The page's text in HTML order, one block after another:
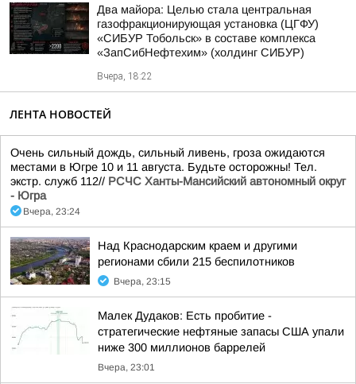
Два майора: Целью стала центральная
газофракционирующая установка (ЦГФУ)
«СИБУР Тобольск» в составе комплекса
«ЗапСибНефтехим» (холдинг СИБУР)
Вчера, 18:22
ЛЕНТА НОВОСТЕЙ
Очень сильный дождь, сильный ливень, гроза ожидаются
местами в Югре 10 и 11 августа. Будьте осторожны! Тел.
экстр. служб 112// РСЧС Ханты-Мансийский автономный округ
- Югра
Вчера, 23:24
Над Краснодарским краем и другими
регионами сбили 215 беспилотников
Вчера, 23:15
Малек Дудаков: Есть пробитие -
стратегические нефтяные запасы США упали
ниже 300 миллионов баррелей
Вчера, 23:01